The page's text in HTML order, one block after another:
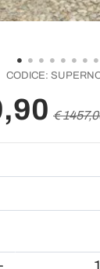
CODICE:
€